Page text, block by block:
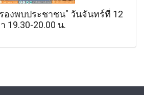
องพบประชาชน" วันจันทร์ที่ 12
19.30-20.00 น.